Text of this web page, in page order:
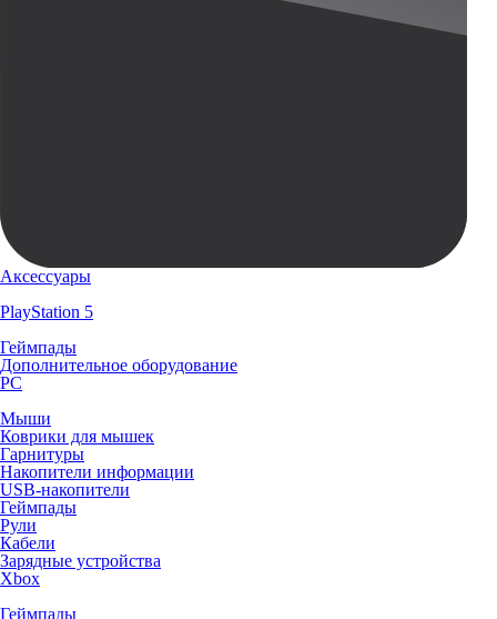
Аксессуары
PlayStation 5
Геймпады
Дополнительное оборудование
PC
Мыши
Коврики для мышек
Гарнитуры
Накопители информации
USB-накопители
Геймпады
Рули
Кабели
Зарядные устройства
Xbox
Геймпады